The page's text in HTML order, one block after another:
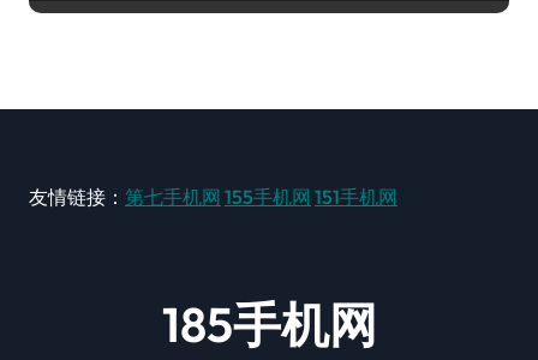
友情链接： 第七手机网 155手机网 151手机网
185手机网